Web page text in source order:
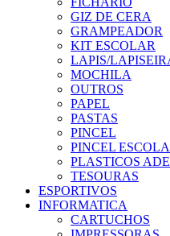
GIZ DE CERA
GRAMPEADOR
KIT ESCOLAR
LAPIS/
MOCHILA
OUTROS
PAPEL
PASTAS
PINCEL
PINCEL
PLASTICOS
TESOURAS
ESPORTIVOS
INFORMATICA
CARTUCHOS